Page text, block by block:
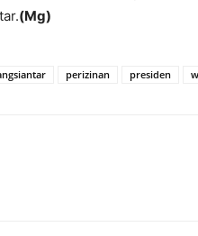
(Mg)
perizinan presiden